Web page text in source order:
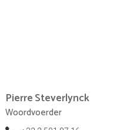
PierreSteverlynck
Woordvoerder